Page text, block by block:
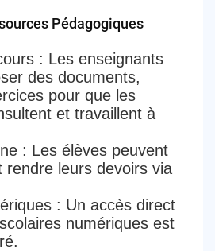
Pédagogiques
: Les enseignants
des documents,
pour que les
et travaillent à
: Les élèves peuvent
rendre leurs devoirs via
: Un accès direct
numériques est